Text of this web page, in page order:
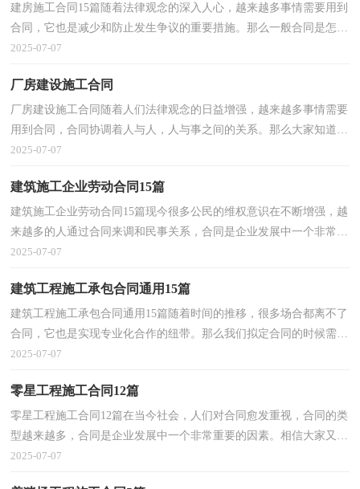
建房施工合同15篇随着法律观念的深入人心，越来越多事情需要用到
合同，它也是减少和防止发生争议的重要措施。那么一般合同是怎么
起草的呢？以下是小编精心整理的建房施工合同，欢迎...
2025-07-07
厂房建设施工合同
厂房建设施工合同随着人们法律观念的日益增强，越来越多事情需要
用到合同，合同协调着人与人，人与事之间的关系。那么大家知道正
规的合同书怎么写吗？以下是小编整理的厂房建设施工...
2025-07-07
建筑施工企业劳动合同15篇
建筑施工企业劳动合同15篇现今很多公民的维权意识在不断增强，越
来越多的人通过合同来调和民事关系，合同是企业发展中一个非常重
要的因素。你所见过的合同是什么样的呢？下面是小...
2025-07-07
建筑工程施工承包合同通用15篇
建筑工程施工承包合同通用15篇随着时间的推移，很多场合都离不了
合同，它也是实现专业化合作的纽带。那么我们拟定合同的时候需要
注意什么问题呢？以下是小编收集整理的建筑工程施...
2025-07-07
零星工程施工合同12篇
零星工程施工合同12篇在当今社会，人们对合同愈发重视，合同的类
型越来越多，合同是企业发展中一个非常重要的因素。相信大家又在
为写合同犯愁了吧，下面是小编整理的零星工程施工合...
2025-07-07